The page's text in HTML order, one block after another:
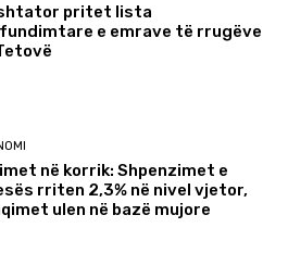
pritet lista
e emrave të rrugëve
në korrik: Shpenzimet e
rriten 2,3% në nivel vjetor,
ulen në bazë mujore